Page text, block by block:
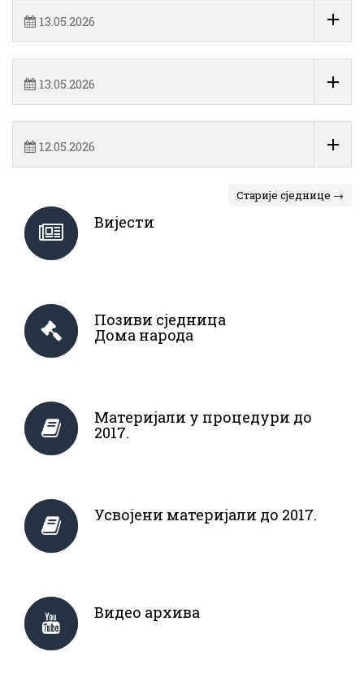
13.05.2026
13.05.2026
12.05.2026
Старије сједнице →
Вијести
Позиви сједница
Дома народа
Материјали у процедури до
2017.
Усвојени материјали до 2017.
Видео архива